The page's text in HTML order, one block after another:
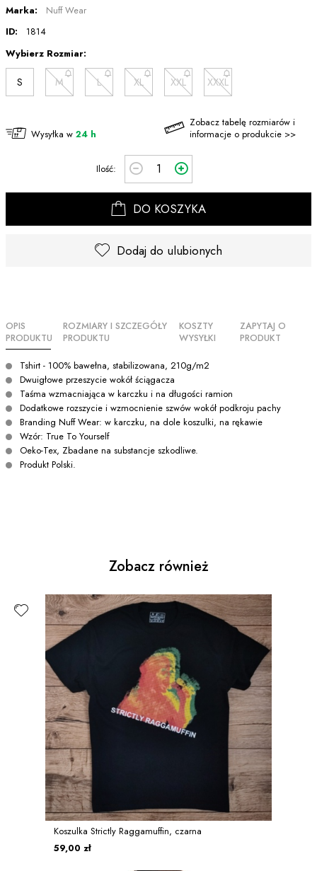
Marka:
Nuff Wear
ID:
1814
Wybierz Rozmiar:
S M L XL XXL XXXL
Wysyłka w 24 h
Zobacz tabelę rozmiarów i
informacje o produkcie >>
Ilość:
DO KOSZYKA
Dodaj do ulubionych
OPIS
PRODUKTU
ROZMIARY I SZCZEGÓŁY
PRODUKTU
KOSZTY
WYSYŁKI
ZAPYTAJ O
PRODUKT
Tshirt - 100% bawełna, stabilizowana, 210g/m2
Dwuigłowe przeszycie wokół ściągacza
Taśma wzmacniająca w karczku i na długości ramion
Dodatkowe rozszycie i wzmocnienie szwów wokół podkroju pachy
Branding Nuff Wear: w karczku, na dole koszulki, na rękawie
Wzór: True To Yourself
Oeko-Tex, Zbadane na substancje szkodliwe.
Produkt Polski.
Zobacz również
Koszulka Strictly Raggamuffin, czarna
59,00 zł